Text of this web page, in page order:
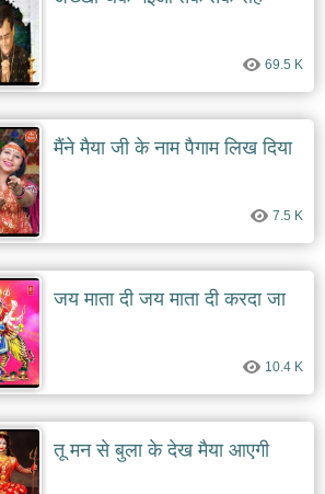
69.5 K
मैंने मैया जी के नाम पैगाम लिख दिया
7.5 K
जय माता दी जय माता दी करदा जा
10.4 K
तू मन से बुला के देख मैया आएगी